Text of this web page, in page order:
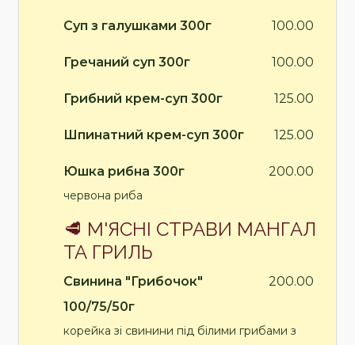
Суп з галушками 300г 100.00
Гречаний суп 300г 100.00
Грибний крем-суп 300г 125.00
Шпинатний крем-суп 300г 125.00
Юшка рибна 300г 200.00
червона риба
🥩 М'ЯСНІ СТРАВИ МАНГАЛ
ТА ГРИЛЬ
Свинина "Грибочок"
100/75/50г
200.00
корейка зі свинини під білими грибами з